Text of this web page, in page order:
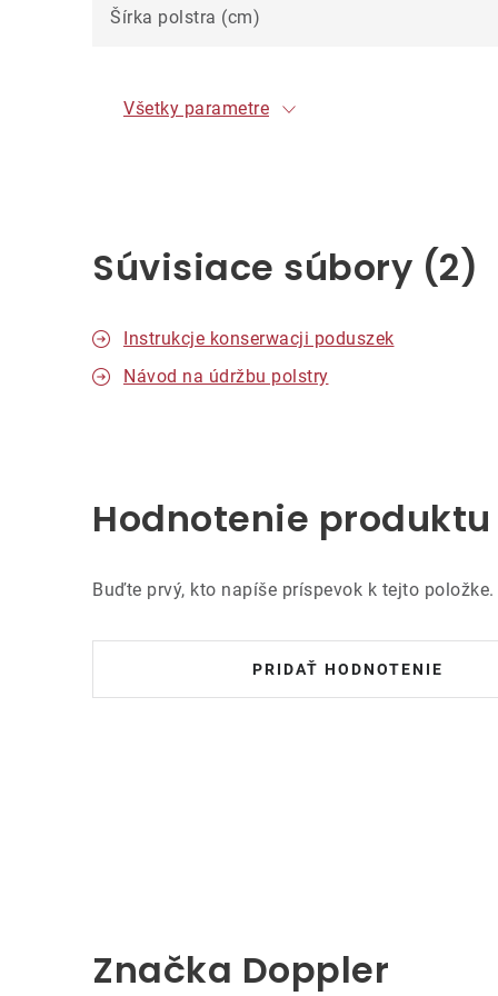
Šírka polstra (cm)
Všetky parametre
Súvisiace súbory (2)
Instrukcje konserwacji poduszek
Návod na údržbu polstry
Hodnotenie
Buďte prvý, kto napíše príspevok k tejto položke.
PRIDAŤ HODNOTENIE
Značka Doppler